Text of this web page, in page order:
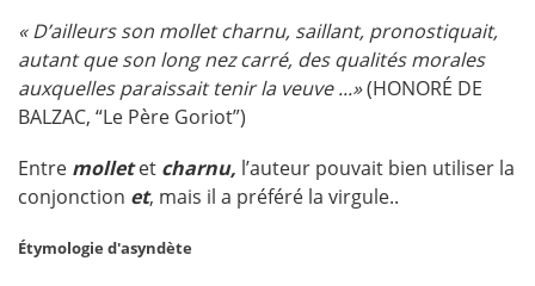
« D’ailleurs son mollet charnu, saillant, pronostiquait,
autant que son long nez carré, des qualités morales
auxquelles paraissait tenir la veuve ...»(HONORÉ DE
BALZAC, “Le Père Goriot”)
Entre molletet charnu, l’auteur pouvait bien utiliser la
conjonction et, mais il a préféré la virgule..
Étymologie d'asyndète